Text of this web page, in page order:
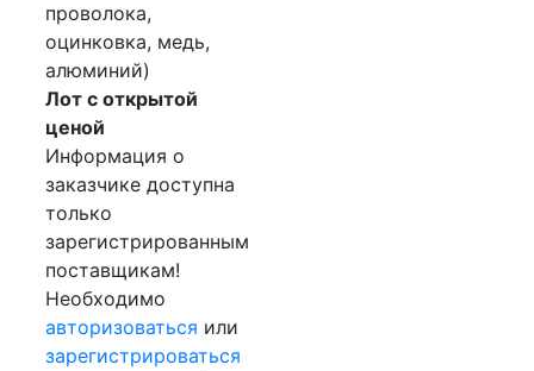
проволока,
оцинковка, медь,
алюминий)
Лот с открытой
ценой
Информация о
заказчике доступна
только
зарегистрированным
поставщикам!
Необходимо
авторизоваться или
зарегистрироваться